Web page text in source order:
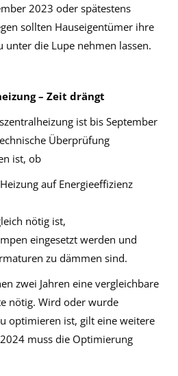
2023 oder spätestens
sollten Hauseigentümer ihre
unter die Lupe nehmen lassen.
– Zeit drängt
ist bis September
Überprüfung
ist, ob
auf Energieeffizienz
nötig ist,
eingesetzt werden und
zu dämmen sind.
zwei Jahren eine vergleichbare
nötig. Wird oder wurde
optimieren ist, gilt eine weitere
muss die Optimierung